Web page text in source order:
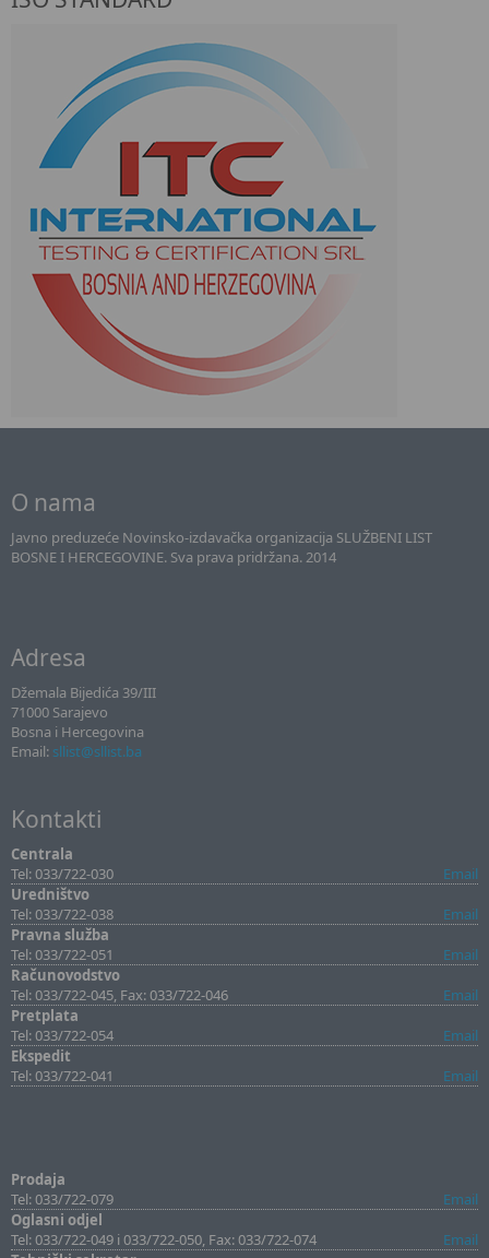
O nama
Javno preduzeće Novinsko-izdavačka organizacija SLUŽBENI LIST
BOSNE I HERCEGOVINE. Sva prava pridržana. 2014
Adresa
Džemala Bijedića 39/III
71000 Sarajevo
Bosna i Hercegovina
Email: sllist@sllist.ba
Kontakti
Centrala
Tel: 033/722-030
Email
Uredništvo
Tel: 033/722-038
Email
Pravna služba
Tel: 033/722-051
Email
Računovodstvo
Tel: 033/722-045, Fax: 033/722-046
Email
Pretplata
Tel: 033/722-054
Email
Ekspedit
Tel: 033/722-041
Email
Prodaja
Tel: 033/722-079
Email
Oglasni odjel
Tel: 033/722-049 i 033/722-050, Fax: 033/722-074
Email